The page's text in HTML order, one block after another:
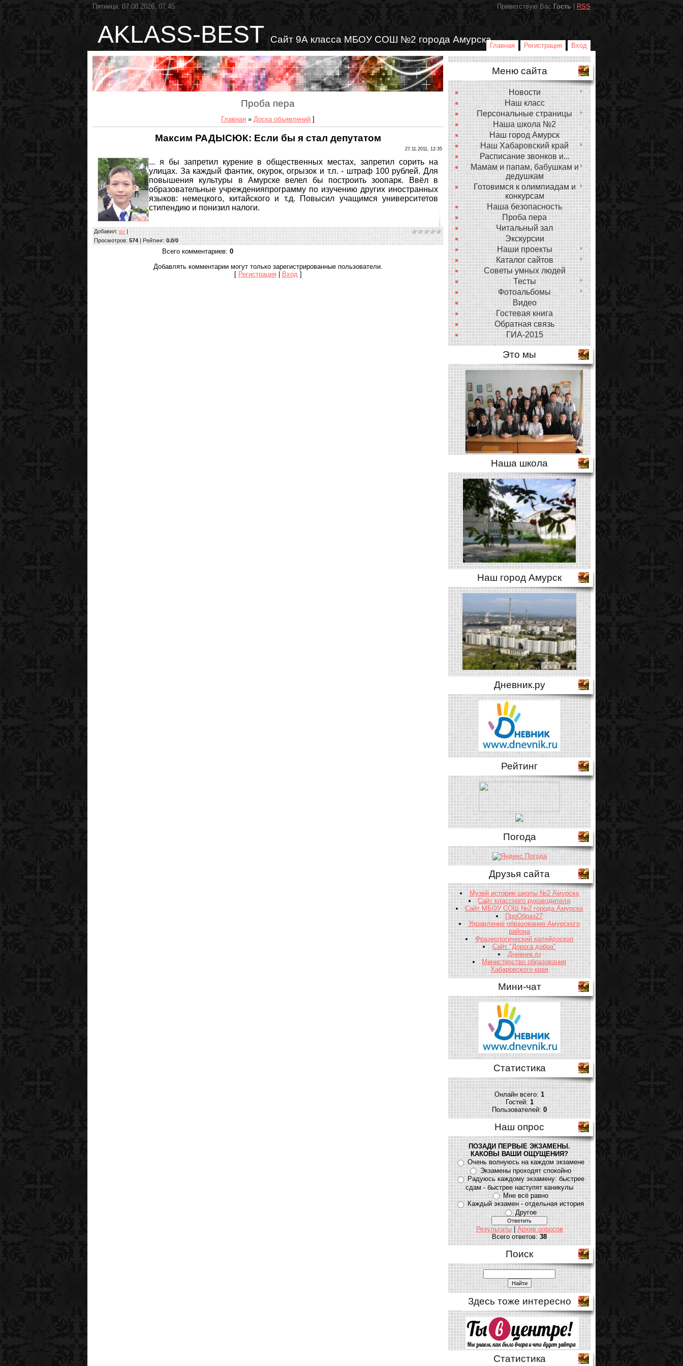
Пятница, 07.08.2026, 07:45 Приветствую Вас Гость RSS
AKLASS-BEST Сайт 9А класса МБОУ СОШ №2 города Амурска
Главная Регистрация Вход
Проба пера
Главная » Доска объявлений ]
Максим РАДЫСЮК: Если бы я стал депутатом
27.11.2011, 12:35
... я бы запретил курение в общественных местах, запретил сорить на
улицах. За каждый фантик, окурок, огрызок и т.п. - штраф 100 рублей. Для
повышения культуры в Амурске велел бы построить зоопарк. Ввёл в
образовательные учрежденияпрограмму по изучению других иностранных
языков: немецкого, китайского и т.д. Повысил учащимся университетов
стипендию и понизил налоги.
Добавил: sv
Просмотров: 574 Рейтинг: 0.0/0
Всего комментариев: 0
Добавлять комментарии могут только зарегистрированные пользователи.
[ Регистрация Вход]
Меню сайта
Новости
Наш класс
Персональные страницы
Наша школа №2
Наш город Амурск
Наш Хабаровский край
Расписание звонков и...
Мамам и папам, бабушкам и
дедушкам
Готовимся к олимпиадам и
конкурсам
Наша безопасность
Проба пера
Читальный зал
Экскурсии
Наши проекты
Каталог сайтов
Советы умных людей
Тесты
Фотоальбомы
Видео
Гостевая книга
Обратная связь
ГИА-2015
Это мы
Наша школа
Наш город Амурск
Дневник.ру
Рейтинг
Погода
Друзья сайта
Музей истории школы №2 Амурска
Сайт классного руководителя
Сайт МБОУ СОШ №2 города Амурска
ПроОбраз27
Управление образования Амурского
района
Фразеологический калейдоскоп
Сайт "Дорога добра"
Дневник.ru
Министерство образования
Хабаровского края
Мини-чат
Статистика
Онлайн всего:1
Гостей:1
Пользователей:0
Наш опрос
ПОЗАДИ ПЕРВЫЕ ЭКЗАМЕНЫ.
КАКОВЫ ВАШИ ОЩУЩЕНИЯ?
Очень волнуюсь на каждом экзамене
Экзамены проходят спокойно
Радуюсь каждому экзамену: быстрее
сдам - быстрее наступят каникулы
Мне всё равно
Каждый экзамен - отдельная история
Другое
Результаты|Архив опросов
Всего ответов:38
Поиск
Здесь тоже интересно
Статистика